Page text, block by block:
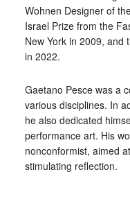
Wohnen Designer of
Israel Prize from the
New York in 2009, and
in 2022.
Gaetano Pesce was a
various disciplines. In
he also dedicated
performance art. His
nonconformist, aimed
stimulating reflection.